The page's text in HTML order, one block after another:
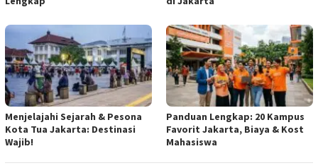
Menjelajahi Sejarah & Pesona
Kota Tua Jakarta: Destinasi
Wajib!
Panduan Lengkap: 20 Kampus
Favorit Jakarta, Biaya & Kost
Mahasiswa